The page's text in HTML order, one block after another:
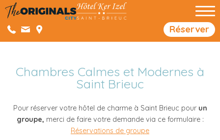
Réserver
Chambres Calmes et Modernes à
Saint Brieuc
Pour réserver votre hôtel de charme à Saint Brieuc pour un
groupe, merci de faire votre demande via ce formulaire :
Réservations de groupe